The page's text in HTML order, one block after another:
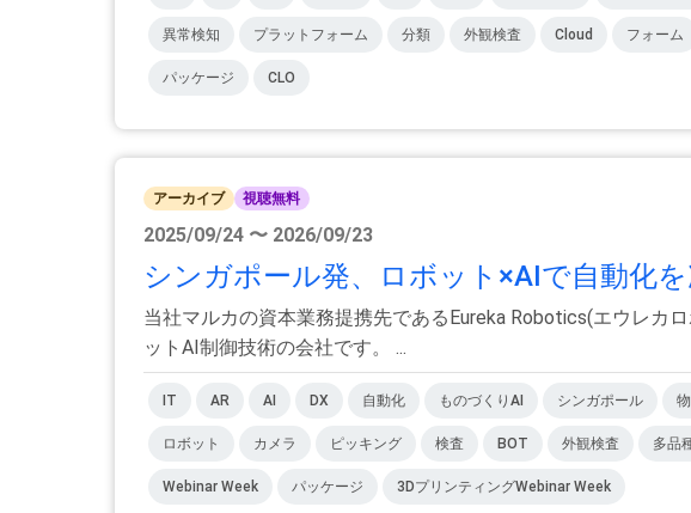
異常検知 プラットフォーム 分類 外観検査 Cloud フォーム
パッケージ CLO
アーカイブ 視聴無料
2025/09/24 〜 2026/09/23
シンガポール発、ロボット×AIで自動化
当社マルカの資本業務提携先であるEureka Robotics(エウレカ
ットAI制御技術の会社です。 ...
IT AR AI DX 自動化 ものづくりAI シンガポール
ロボット カメラ ピッキング 検査 BOT 外観検査 多品
Webinar Week パッケージ 3DプリンティングWebinar Week